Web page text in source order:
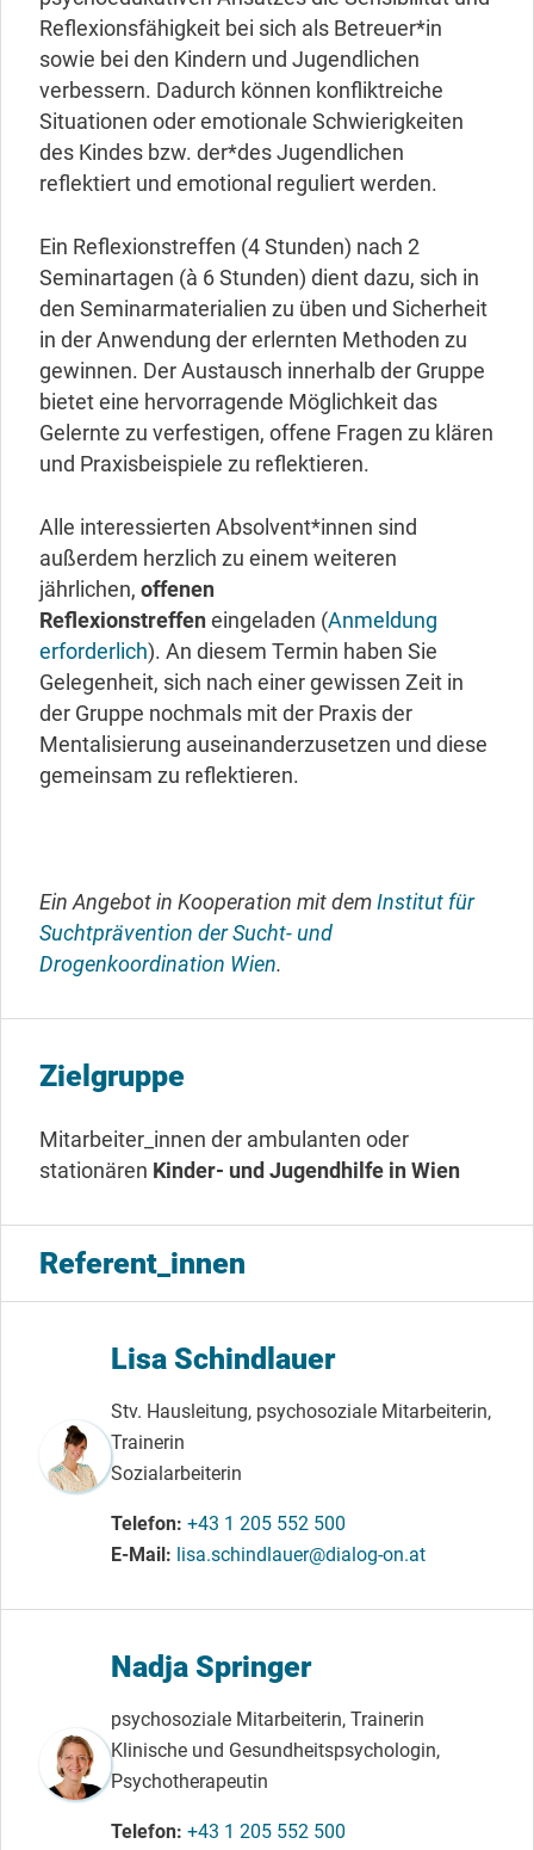
Reflexionsfähigkeit bei sich als Betreuer*in
sowie bei den Kindern und Jugendlichen
verbessern. Dadurch können konfliktreiche
Situationen oder emotionale Schwierigkeiten
des Kindes bzw. der*des Jugendlichen
reflektiert und emotional reguliert werden.
Ein Reflexionstreffen (4 Stunden) nach 2
Seminartagen (à 6 Stunden) dient dazu, sich in
den Seminarmaterialien zu üben und Sicherheit
in der Anwendung der erlernten Methoden zu
gewinnen. Der Austausch innerhalb der Gruppe
bietet eine hervorragende Möglichkeit das
Gelernte zu verfestigen, offene Fragen zu klären
und Praxisbeispiele zu reflektieren.
Alle interessierten Absolvent*innen sind
außerdem herzlich zu einem weiteren
jährlichen, offenen
Reflexionstreffeneingeladen (Anmeldung
erforderlich). An diesem Termin haben Sie
Gelegenheit, sich nach einer gewissen Zeit in
der Gruppe nochmals mit der Praxis der
Mentalisierung auseinanderzusetzen und diese
gemeinsam zu reflektieren.
Ein Angebot in Kooperation mit demInstitut für
Suchtprävention der Sucht- und
Drogenkoordination Wien.
Zielgruppe
Mitarbeiter_innen der ambulanten oder
stationären Kinder- und Jugendhilfe in Wien
Referent_innen
Lisa Schindlauer
Stv. Hausleitung, psychosoziale Mitarbeiterin,
Trainerin
Sozialarbeiterin
Telefon +43 1 205 552 500
E-Mail
lisa.schindlauer@dialog-on.at
Nadja Springer
psychosoziale Mitarbeiterin, Trainerin
Klinische und Gesundheitspsychologin,
Psychotherapeutin
Telefon +43 1 205 552 500